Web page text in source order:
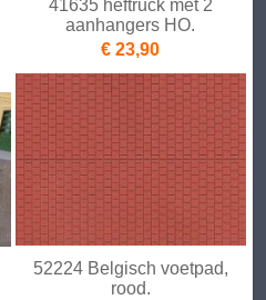
41635 heftruck met 2
aanhangers HO.
€ 23,90
52224 Belgisch voetpad,
rood.